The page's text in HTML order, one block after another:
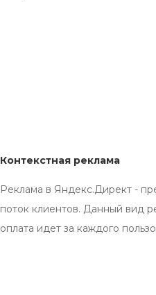
Контекстная реклама
Реклама в Яндекс.Директ -
поток клиентов. Данный вид
оплата идет за каждого